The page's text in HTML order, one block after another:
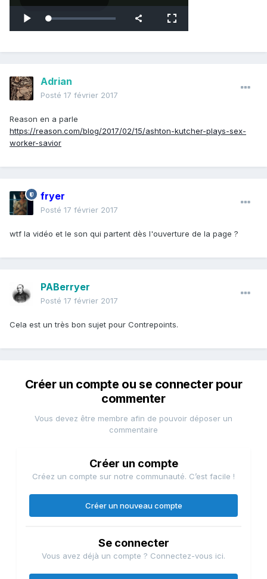
Adrian
Posté 17 février 2017
Reason en a parle
https://reason.com/blog/2017/02/15/ashton-kutcher-plays-sex-
worker-savior
fryer
Posté 17 février 2017
wtf la vidéo et le son qui partent dès l'ouverture de la page ?
PABerryer
Posté 17 février 2017
Cela est un très bon sujet pour Contrepoints.
Créer un compte ou se connecter pour
commenter
Vous devez être membre afin de pouvoir déposer un
commentaire
Créer un compte
Créez un compte sur notre communauté. C’est facile !
Créer un nouveau compte
Se connecter
Vous avez déjà un compte ? Connectez-vous ici.